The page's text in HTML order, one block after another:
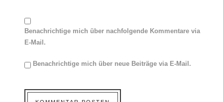
Benachrichtige mich über nachfolgende Kommentare via
E-Mail.
Benachrichtige mich über neue Beiträge via E-Mail.